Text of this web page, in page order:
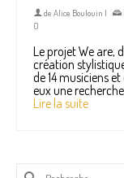
de Alice Boulouin |
0
Le projet We are,
création
de 14 musiciens
eux une
Lire la suite
Rechercher :